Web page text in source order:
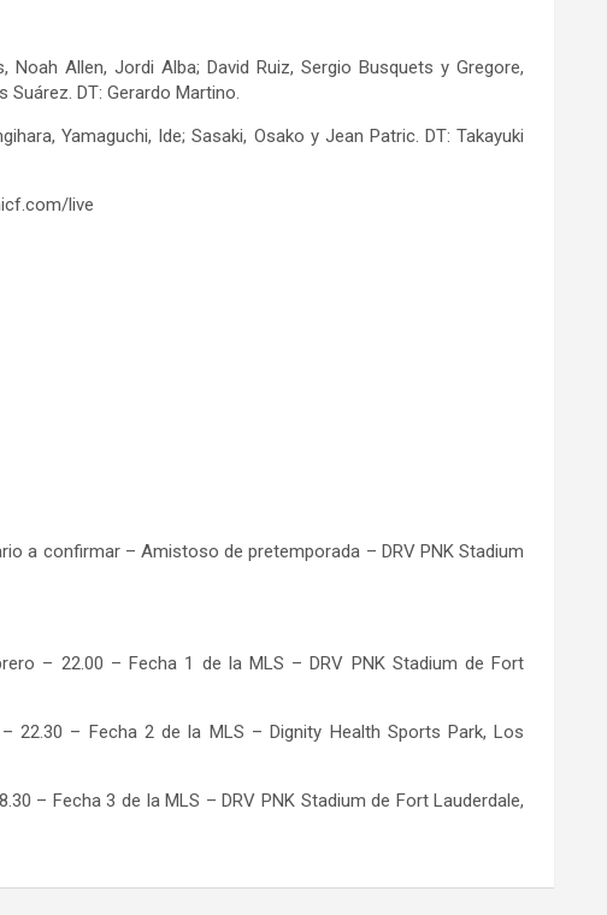
Noah Allen, Jordi Alba; David Ruiz, Sergio Busquets y Gregore,
Suárez. DT: Gerardo Martino.
Yamaguchi, Ide; Sasaki, Osako y Jean Patric. DT: Takayuki
live
a confirmar – Amistoso de pretemporada – DRV PNK Stadium
– 22.00 – Fecha 1 de la MLS – DRV PNK Stadium de Fort
22.30 – Fecha 2 de la MLS – Dignity Health Sports Park, Los
– Fecha 3 de la MLS – DRV PNK Stadium de Fort Lauderdale,